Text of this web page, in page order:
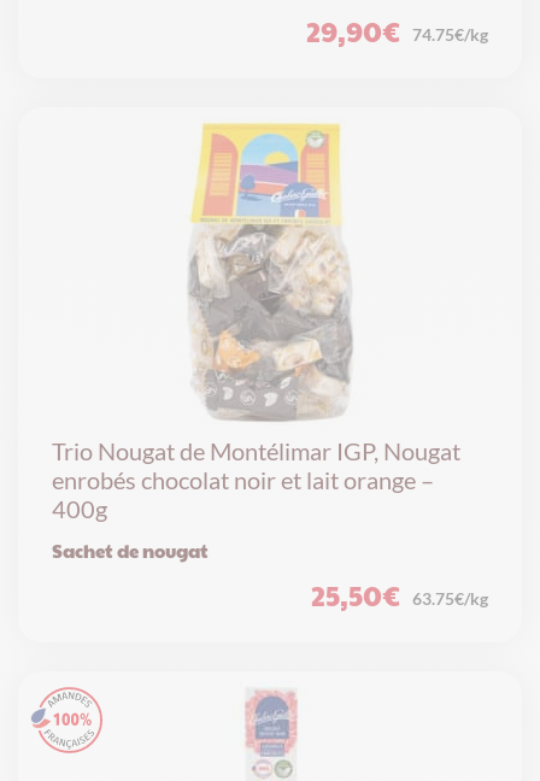
29,90€ 74.75€/kg
Trio Nougat de Montélimar IGP, Nougat
enrobés chocolat noir et lait orange –
400g
Sachet de nougat
25,50€ 63.75€/kg